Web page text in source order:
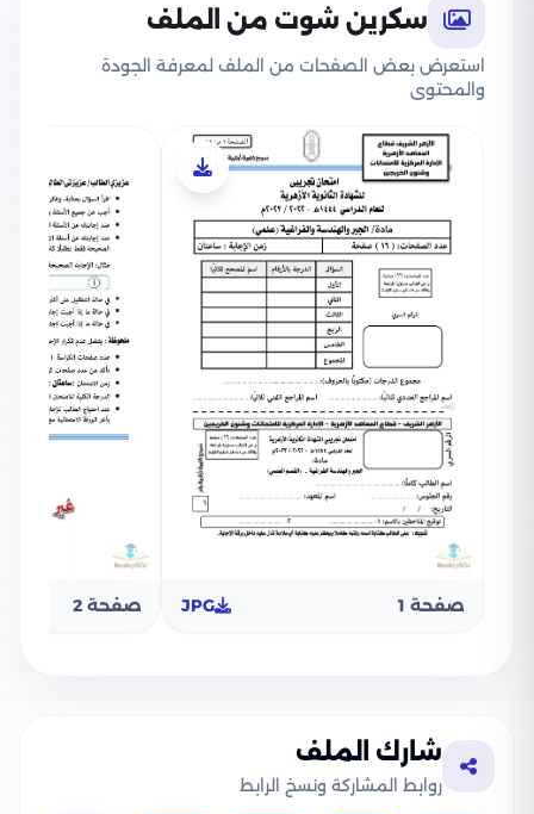
سكرين شوت من الملف
استعرض بعض الصفحات من الملف لمعرفة الجودة
والمحتوى
صفحة 1 JPG صفحة 2
شارك الملف
روابط المشاركة ونسخ الرابط